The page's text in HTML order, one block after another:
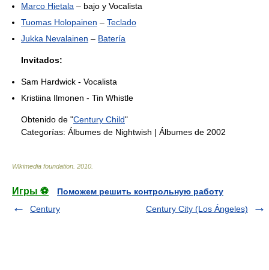
Marco Hietala – bajo y Vocalista
Tuomas Holopainen – Teclado
Jukka Nevalainen – Batería
Invitados:
Sam Hardwick - Vocalista
Kristiina Ilmonen - Tin Whistle
Obtenido de "Century Child"
Categorías: Álbumes de Nightwish | Álbumes de 2002
Wikimedia foundation 2010
Игры ⚽
Поможем решить контрольную работу
Century
Century City (Los Ángeles)